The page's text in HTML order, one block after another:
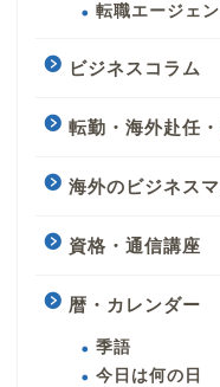
転職エージェン
ビジネスコラム
転勤・海外赴任
海外のビジネス
資格・通信講座
暦・カレンダー
季語
今日は何の日